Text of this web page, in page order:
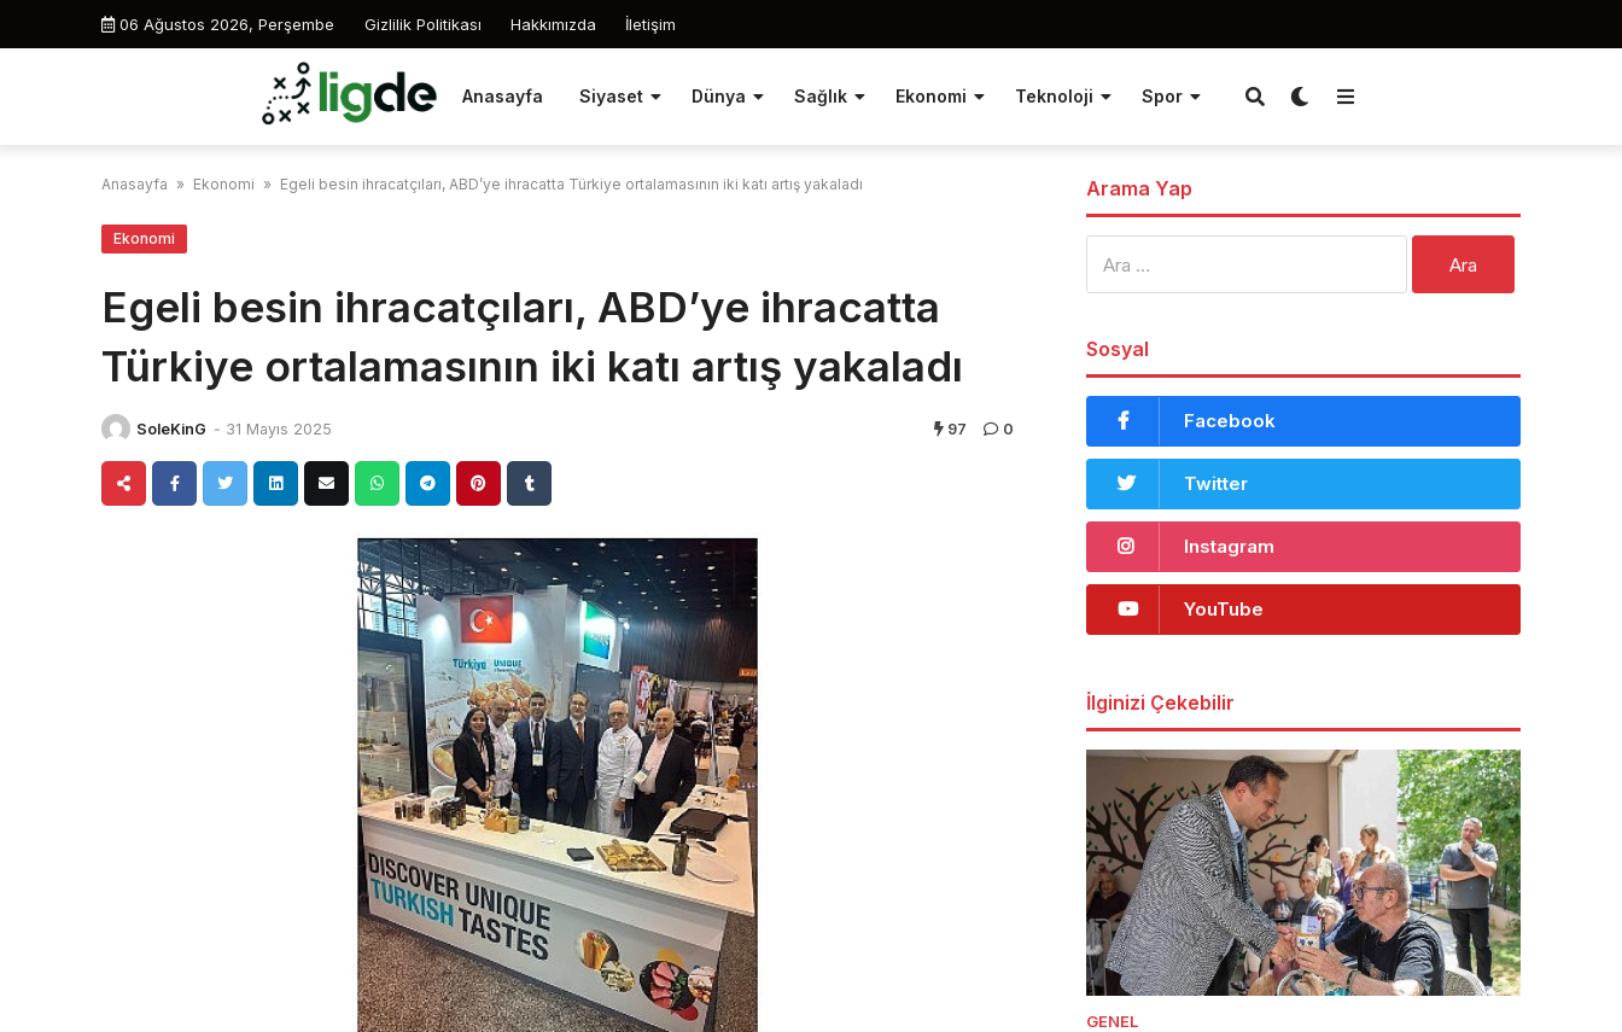
06 Ağustos 2026, Perşembe Gizlilik Politikası Hakkımızda İletişim
Anasayfa Siyaset Dünya Sağlık Ekonomi Teknoloji Spor
Anasayfa » Ekonomi » Egeli besin ihracatçıları, ABD’ye ihracatta Türkiye ortalamasının iki katı artış yakaladı
Ekonomi
Egeli besin ihracatçıları, ABD’ye ihracatta
Türkiye ortalamasının iki katı artış yakaladı
SoleKinG - 31 Mayıs 2025 97 0
Arama Yap
Sosyal
Facebook
Twitter
Instagram
YouTube
İlginizi Çekebilir
GENEL